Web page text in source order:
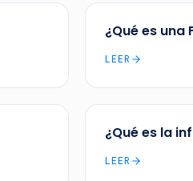
¿Qué es una
LEER
¿Qué es la
LEER